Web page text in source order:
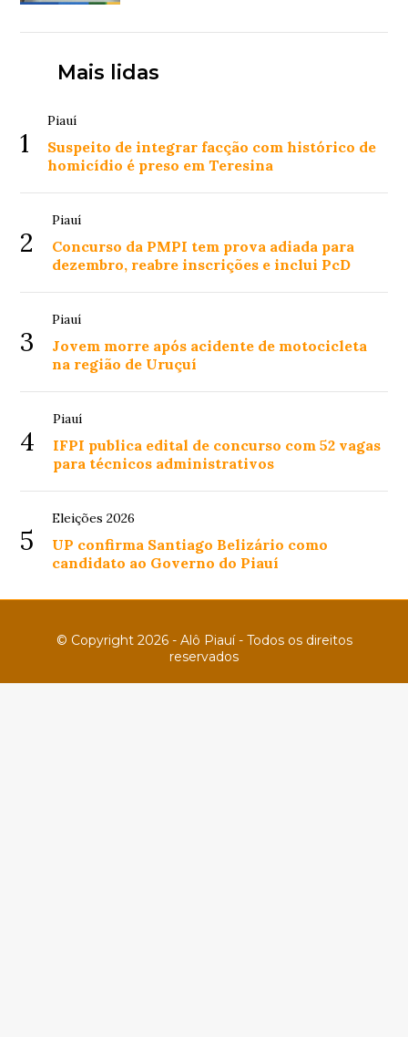
Mais lidas
1
Piauí
Suspeito de integrar facção com histórico de
homicídio é preso em Teresina
2
Piauí
Concurso da PMPI tem prova adiada para
dezembro, reabre inscrições e inclui PcD
3
Piauí
Jovem morre após acidente de motocicleta
na região de Uruçuí
4
Piauí
IFPI publica edital de concurso com 52 vagas
para técnicos administrativos
5
Eleições 2026
UP confirma Santiago Belizário como
candidato ao Governo do Piauí
© Copyright 2026 - Alô Piauí - Todos os direitos
reservados